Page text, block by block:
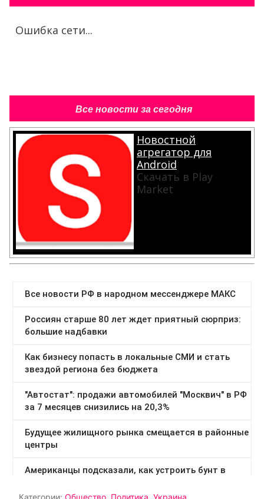
Ошибка сети...
Все новости за сегодня
Новостной
агрегатор для
Android
Скачать в Play
Market
Категории: Общество Политика Украина